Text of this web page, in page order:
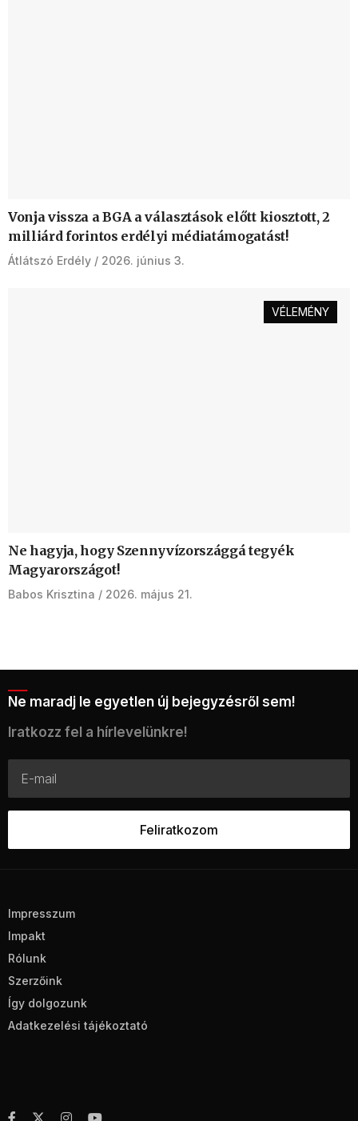
Vonja vissza a BGA a választások előtt kiosztott, 2
milliárd forintos erdélyi médiatámogatást!
Átlátszó Erdély 2026. június 3.
VÉLEMÉNY
Ne hagyja, hogy Szennyvízországgá tegyék
Magyarországot!
Babos Krisztina 2026. május 21.
Ne maradj le egyetlen új bejegyzésről sem!
Iratkozz fel a hírlevelünkre!
Impresszum
Impakt
Rólunk
Szerzőink
Így dolgozunk
Adatkezelési tájékoztató